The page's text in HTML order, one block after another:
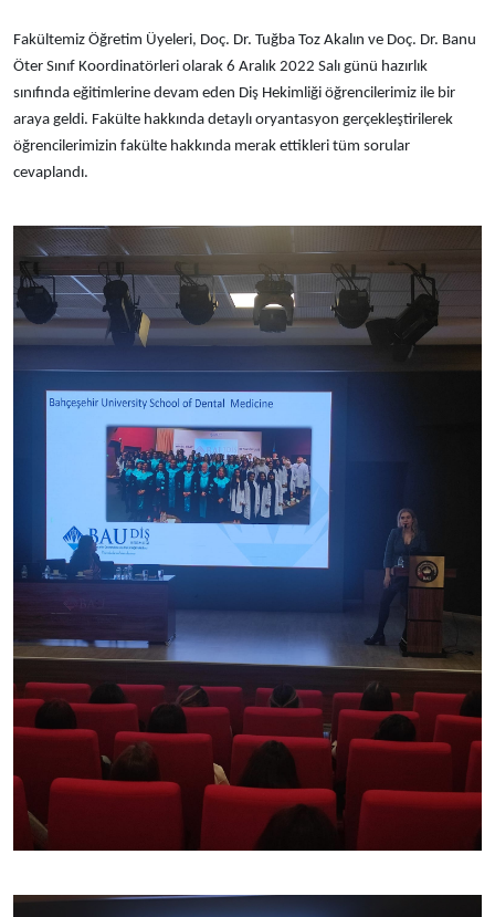
Fakültemiz Öğretim Üyeleri, Doç. Dr. Tuğba Toz Akalın ve Doç. Dr. Banu
Öter Sınıf Koordinatörleri olarak 6 Aralık 2022 Salı günü hazırlık
sınıfında eğitimlerine devam eden Diş Hekimliği öğrencilerimiz ile bir
araya geldi. Fakülte hakkında detaylı oryantasyon gerçekleştirilerek
öğrencilerimizin fakülte hakkında merak ettikleri tüm sorular
cevaplandı.